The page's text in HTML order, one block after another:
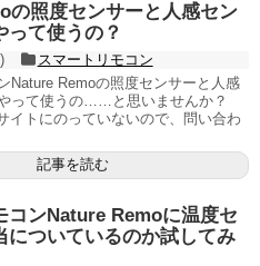
の照度センサーと人感セン
って使うの？
スマートリモコン
Nature Remoの照度センサーと人感
って使うの……と思いませんか？
イトにのっていないので、問い合わ
記事を読む
コンNature Remoに温度セ
についているのか試してみ